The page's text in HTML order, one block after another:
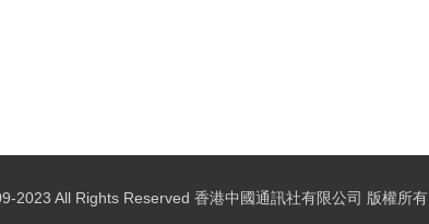
2023 All Rights Reserved 香港中國通訊社有限公司 版權所有